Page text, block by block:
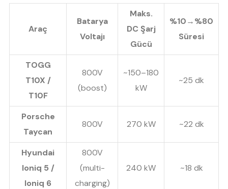
Araç
Batarya
Voltajı
Maks.
DC Şarj
Gücü
%10→%80
Süresi
TOGG
T10X /
T10F
800V
(boost)
~150–180
kW
~25 dk
Porsche
Taycan
800V 270 kW ~22 dk
Hyundai
Ioniq 5 /
Ioniq 6
800V
(multi-
charging)
240 kW ~18 dk